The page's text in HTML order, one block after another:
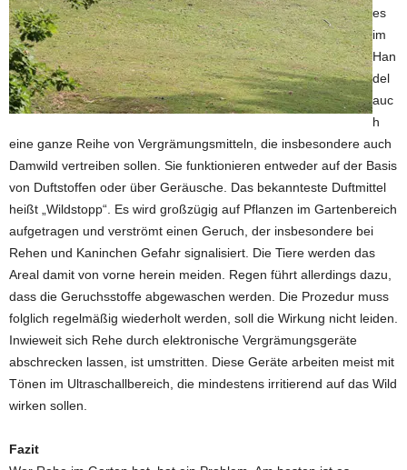
es
im
Han
del
auc
h
eine ganze Reihe von Vergrämungsmitteln, die insbesondere auch
Damwild vertreiben sollen. Sie funktionieren entweder auf der Basis
von Duftstoffen oder über Geräusche. Das bekannteste Duftmittel
heißt „Wildstopp“. Es wird großzügig auf Pflanzen im Gartenbereich
aufgetragen und verströmt einen Geruch, der insbesondere bei
Rehen und Kaninchen Gefahr signalisiert. Die Tiere werden das
Areal damit von vorne herein meiden. Regen führt allerdings dazu,
dass die Geruchsstoffe abgewaschen werden. Die Prozedur muss
folglich regelmäßig wiederholt werden, soll die Wirkung nicht leiden.
Inwieweit sich Rehe durch elektronische Vergrämungsgeräte
abschrecken lassen, ist umstritten. Diese Geräte arbeiten meist mit
Tönen im Ultraschallbereich, die mindestens irritierend auf das Wild
wirken sollen.
Fazit